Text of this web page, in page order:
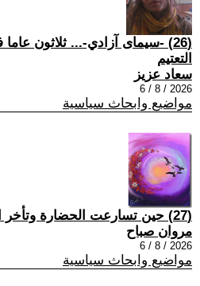
(26) -سيمای آزادي-... ثلاثون
التعتيم
سعاد عزيز
2026 / 8 / 6
مواضيع وابحاث سياسية
(27) حين تسارعت الحضارة وتأخر الإنسان✋…
مروان صباح
2026 / 8 / 6
مواضيع وابحاث سياسية